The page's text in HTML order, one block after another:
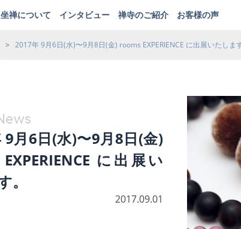
坐禅について インタビュー 禅寺のご紹介 お客様の声
> 2017年 9月6日(水)〜9月8日(金) rooms EXPERIENCE に出展いたします
9月6日(水)〜9月8日(金)
に出展い
。
2017.09.01